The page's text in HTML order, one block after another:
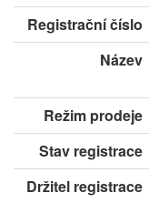
Registrační číslo
Název
Režim prodeje
Stav registrace
Držitel registrace